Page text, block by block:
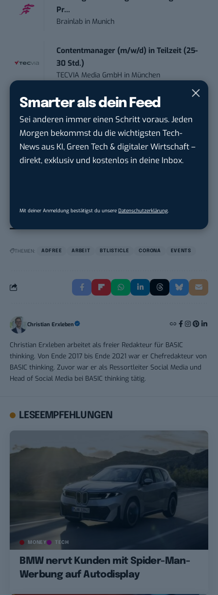
Smarter als dein Feed
Sei anderen immer einen Schritt voraus. Jeden
Morgen bekommst du die wichtigsten Tech-
News aus KI, Green Tech & digitaler Wirtschaft –
direkt, exklusiv und kostenlos in deine Inbox.
Mit deiner Anmeldung bestätigst du unsere Datenschutzerklärung
Pr...
Brainlab in Munich
Contentmanager (m/w/d) in Teilzeit (25-
30 Std.)
TECVIA Media GmbH in München
Werkstudent (m/w/d) im Bereich
Webdesign &amp...
ALFIX GmbHin Großschirma bei Freiberg
Mitarbeiter (m/w/d) Customer
THEMEN: ADFREE ARBEIT BTLISTICLE CORONA EVENTS
Christian Erxleben
Christian Erxleben arbeitet als freier Redakteur für BASIC
thinking. Von Ende 2017 bis Ende 2021 war er Chefredakteur von
BASIC thinking. Zuvor war er als Ressortleiter Social Media und
Head of Social Media bei BASIC thinking tätig.
LESEEMPFEHLUNGEN
MONEY TECH
BMW nervt Kunden mit Spider-Man-
Werbung auf Autodisplay